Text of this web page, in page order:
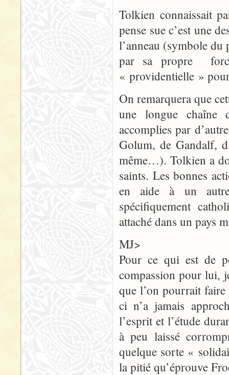
Tolkien connaissait
pense sue c’est une
l’anneau (symbole du
par sa propre
« providentielle »
On remarquera que
une longue chaîne
accomplies par
Golum, de Gandalf,
même…). Tolkien a
saints. Les bonnes
en aide à un
spécifiquement
attaché dans un pays
MJ>
Pour ce qui est de
compassion pour lui,
que l’on pourrait
ci n’a jamais
l’esprit et l’étude
à peu laissé
quelque sorte «
la pitié qu’éprouve